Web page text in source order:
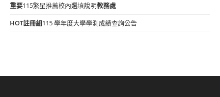
重要115繁星推薦校內選填說明教務處
HOT註冊組115 學年度大學學測成績查詢公告